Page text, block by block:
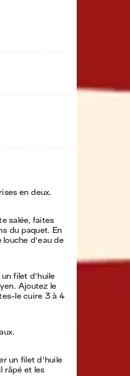
en deux.
salée, faites
du paquet. En
louche d'eau de
filet d'huile
Ajoutez le
le cuire 3 à 4
un filet d'huile
râpé et les